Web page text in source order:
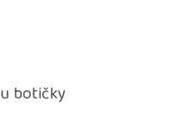
botičky